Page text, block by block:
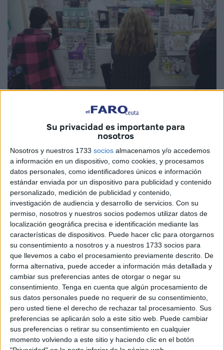
Su privacidad es importante para
nosotros
Nosotros y nuestros 1733 socios almacenamos y/o accedemos
a información en un dispositivo, como cookies, y procesamos
datos personales, como identificadores únicos e información
estándar enviada por un dispositivo para publicidad y contenido
personalizado, medición de publicidad y contenido,
investigación de audiencia y desarrollo de servicios. Con su
permiso, nosotros y nuestros socios podemos utilizar datos de
localización geográfica precisa e identificación mediante las
características de dispositivos. Puede hacer clic para otorgarnos
su consentimiento a nosotros y a nuestros 1733 socios para
que llevemos a cabo el procesamiento previamente descrito. De
forma alternativa, puede acceder a información más detallada y
cambiar sus preferencias antes de otorgar o negar su
consentimiento. Tenga en cuenta que algún procesamiento de
sus datos personales puede no requerir de su consentimiento,
pero usted tiene el derecho de rechazar tal procesamiento. Sus
preferencias se aplicarán solo a este sitio web. Puede cambiar
sus preferencias o retirar su consentimiento en cualquier
momento volviendo a este sitio y haciendo clic en el botón
El servicioeuropeodeinteroperabilidad de la receta
electrónica se encuentra ya activo en Ceuta, así como en
la ciudad autónoma deMelilla.
Según ha informado el Ministerio deSanidad, también los
habitantes en Andalucía, Aragón, Canarias, Cantabria,
Castilla-La Mancha, Castilla y León, Cataluña, Comunidad
de Madrid, Comunidad Valenciana, Extremadura, Galicia,
Navarra y País Vasco cuentan con esta facilidad.
Y es que los ceutíes, al igual que quienes residen en estas
comunidades pueden también obtener sus recetas en las
farmacias de Croacia, Estonia, Finlandia, Polonia y
Portugal que dispongan del servicio.
Además, están en fase de pruebas Asturias y Murcia, así